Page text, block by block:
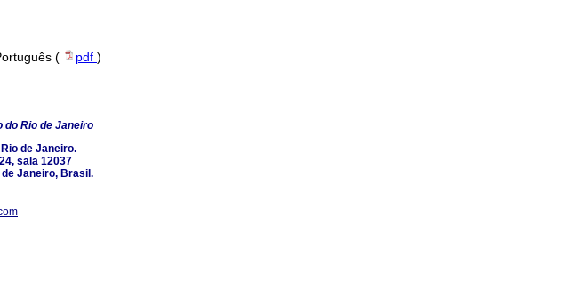
( pdf )
do Rio de Janeiro
de Janeiro.
sala 12037
Janeiro, Brasil.